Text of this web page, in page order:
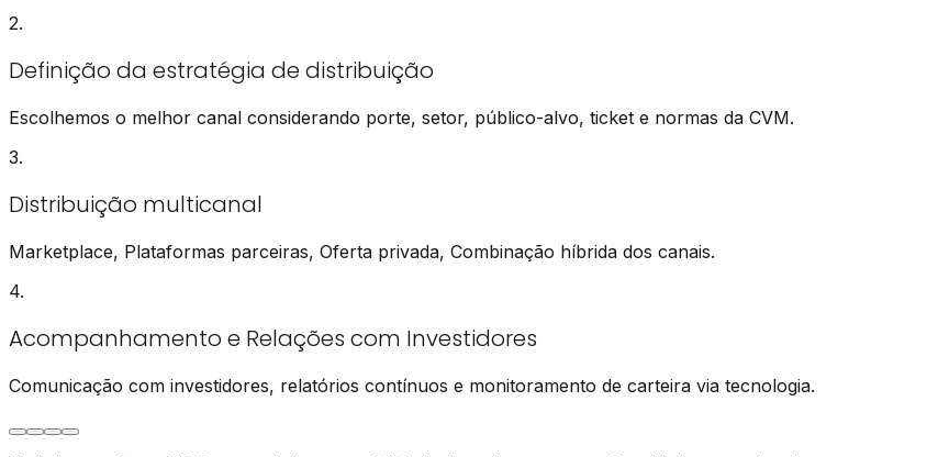
2.
Definição da estratégia de distribuição
Escolhemos o melhor canal considerando porte, setor, público-alvo, ticket e normas da CVM.
3.
Distribuição multicanal
Marketplace, Plataformas parceiras, Oferta privada, Combinação híbrida dos canais.
4.
Acompanhamento e Relações com Investidores
Comunicação com investidores, relatórios contínuos e monitoramento de carteira via tecnologia.